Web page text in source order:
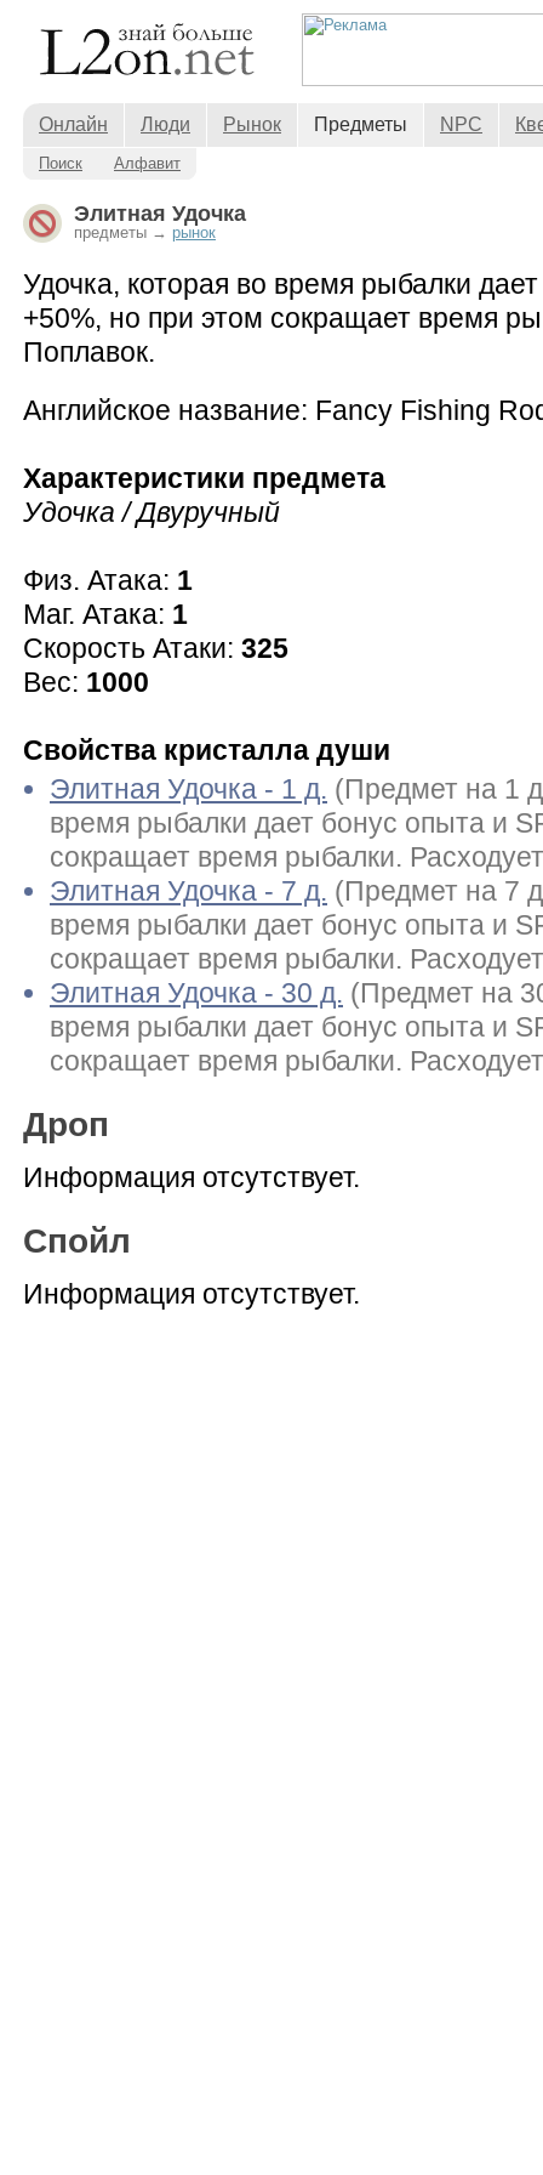
Онлайн Люди Рынок Предметы NPC
Поиск Алфавит
Элитная Удочка
предметы → рынок
Удочка, которая во время рыбалки
+50%, но при этом сокращает время
Поплавок.
Английское название: Fancy Fishing
Характеристики предмета
Удочка / Двуручный
Физ. Атака: 1
Маг. Атака: 1
Скорость Атаки: 325
Вес: 1000
Свойства кристалла души
Элитная Удочка - 1 д. (Предмет на 1
время рыбалки дает бонус опыта и
сокращает время рыбалки.
Элитная Удочка - 7 д. (Предмет на 7
время рыбалки дает бонус опыта и
сокращает время рыбалки.
Элитная Удочка - 30 д. (Предмет на
время рыбалки дает бонус опыта и
сокращает время рыбалки.
Дроп
Информация отсутствует.
Спойл
Информация отсутствует.